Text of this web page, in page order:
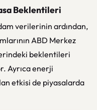
Beklentileri
verilerinin ardından,
ABD Merkez
beklentileri
Ayrıca enerji
etkisi de piyasalarda